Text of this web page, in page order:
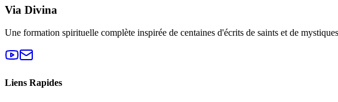
Via Divina
Une formation spirituelle complète inspirée de centaines d'écrits de saints et de
Liens Rapides